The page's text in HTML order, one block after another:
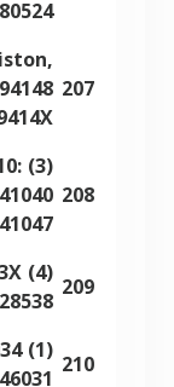
207
208
209
(4) Building Acoustics T. Vigran ISBN10: 041542853X
210
(1) Advanced Building Technologies for Sustainability Asif Syed ISBN10: 0470546034